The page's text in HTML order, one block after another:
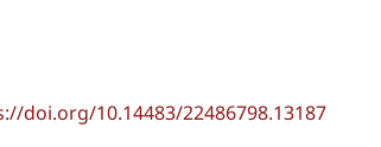
doi.org/10.14483/22486798.13187